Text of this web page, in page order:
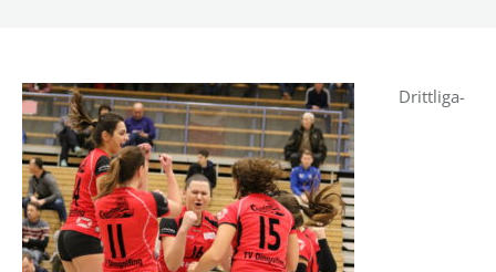
Drittliga-